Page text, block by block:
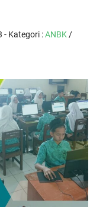
- Kategori :ANBK /